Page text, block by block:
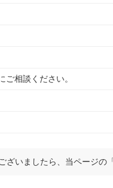
相談ください。
いましたら、当ページの「